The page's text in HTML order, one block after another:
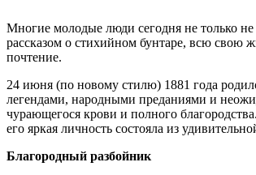
Многие молодые люди сегодня не только
рассказом о стихийном бунтаре, всю свою
почтение.
24 июня (по новому стилю) 1881 года
легендами, народными преданиями и
чурающегося крови и полного
его яркая личность состояла из
Благородный разбойник